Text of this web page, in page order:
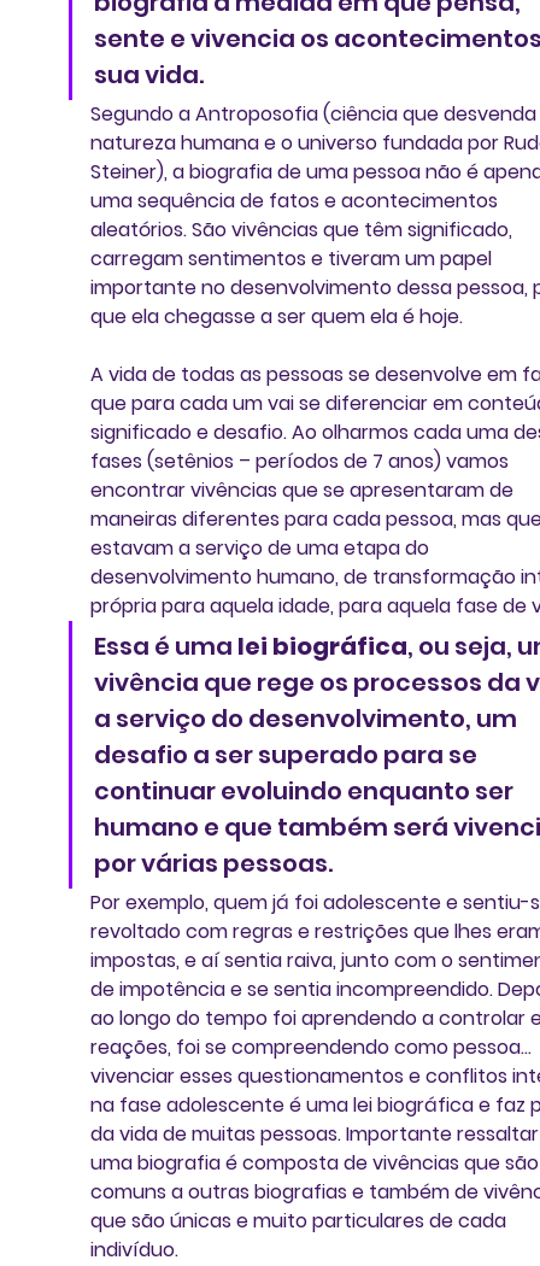
sente e vivencia os
sua vida.
Segundo a Antroposofia (ciência que
natureza humana e o universo fundada por
Steiner), a biografia de uma pessoa não é
uma sequência de fatos e acontecimentos
aleatórios. São vivências que têm significado,
carregam sentimentos e tiveram um papel
importante no desenvolvimento dessa pessoa,
que ela chegasse a ser quem ela é hoje.
A vida de todas as pessoas se desenvolve em
que para cada um vai se diferenciar em
significado e desafio. Ao olharmos cada uma
fases (setênios – períodos de 7 anos) vamos
encontrar vivências que se apresentaram de
maneiras diferentes para cada pessoa, mas
estavam a serviço de uma etapa do
desenvolvimento humano, de transformação
própria para aquela idade, para aquela fase de
Essa é uma lei biográfica, ou seja,
vivência que rege os processos da
a serviço do desenvolvimento, um
desafio a ser superado para se
continuar evoluindo enquanto ser
humano e que também será
por várias pessoas.
Por exemplo, quem já foi adolescente e sentiu-
revoltado com regras e restrições que lhes
impostas, e aí sentia raiva, junto com o
de impotência e se sentia incompreendido.
ao longo do tempo foi aprendendo a controlar
reações, foi se compreendendo como pessoa...
vivenciar esses questionamentos e conflitos
na fase adolescente é uma lei biográfica e faz
da vida de muitas pessoas. Importante
uma biografia é composta de vivências que
comuns a outras biografias e também de
que são únicas e muito particulares de cada
indivíduo.